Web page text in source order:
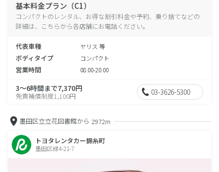
基本料金プラン（C1）
コンパクトのレンタル、お得な割引料金や予約、乗り捨てなどの
詳細は、こちらから各店舗にお電話ください。
代表車種 ヤリス 等
ボディタイプ コンパクト
営業時間 08:00-20:00
3～6時間まで7,370円
免責補償制度1,100円 03-3626-5300
墨田区立立花図書館から 2972m
トヨタレンタカー錦糸町
墨田区緑4-21-7